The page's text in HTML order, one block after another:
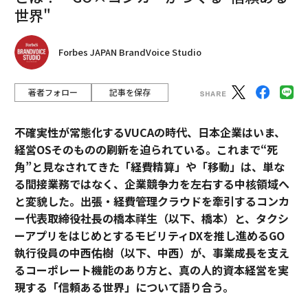
世界"
Forbes JAPAN BrandVoice Studio
著者フォロー 記事を保存
不確実性が常態化するVUCAの時代、日本企業はいま、
経営OSそのものの刷新を迫られている。これまで“死
角”と見なされてきた「経費精算」や「移動」は、単な
る間接業務ではなく、企業競争力を左右する中核領域へ
と変貌した。出張・経費管理クラウドを牽引するコンカ
ー代表取締役社長の橋本祥生（以下、橋本）と、タクシ
ーアプリをはじめとするモビリティDXを推し進めるGO
執行役員の中西佑樹（以下、中西）が、事業成長を支え
るコーポレート機能のあり方と、真の人的資本経営を実
現する「信頼ある世界」について語り合う。